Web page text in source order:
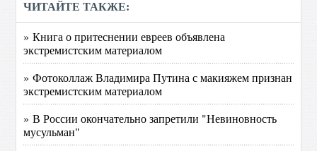
ЧИТАЙТЕ ТАКЖЕ:
» Книга о притеснении евреев объявлена
экстремистским материалом
» Фотоколлаж Владимира Путина с макияжем признан
экстремистским материалом
» В России окончательно запретили "Невиновность
мусульман"